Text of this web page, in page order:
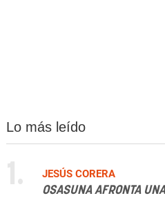
Lo más leído
1.
JESÚS CORERA
OSASUNA AFRONTA